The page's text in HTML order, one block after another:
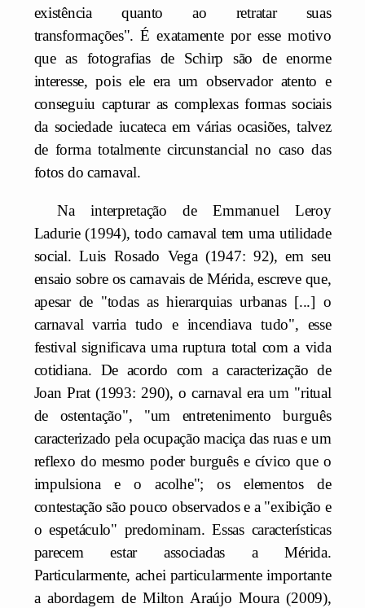
existência quanto ao retratar suas
transformações". É exatamente por esse motivo
que as fotografias de Schirp são de enorme
interesse, pois ele era um observador atento e
conseguiu capturar as complexas formas sociais
da sociedade iucateca em várias ocasiões, talvez
de forma totalmente circunstancial no caso das
fotos do carnaval.
Na interpretação de Emmanuel Leroy
Ladurie (1994), todo carnaval tem uma utilidade
social. Luis Rosado Vega (1947: 92), em seu
ensaio sobre os carnavais de Mérida, escreve que,
apesar de "todas as hierarquias urbanas [...] o
carnaval varria tudo e incendiava tudo", esse
festival significava uma ruptura total com a vida
cotidiana. De acordo com a caracterização de
Joan Prat (1993: 290), o carnaval era um "ritual
de ostentação", "um entretenimento burguês
caracterizado pela ocupação maciça das ruas e um
reflexo do mesmo poder burguês e cívico que o
impulsiona e o acolhe"; os elementos de
contestação são pouco observados e a "exibição e
o espetáculo" predominam. Essas características
parecem estar associadas a Mérida.
Particularmente, achei particularmente importante
a abordagem de Milton Araújo Moura (2009),